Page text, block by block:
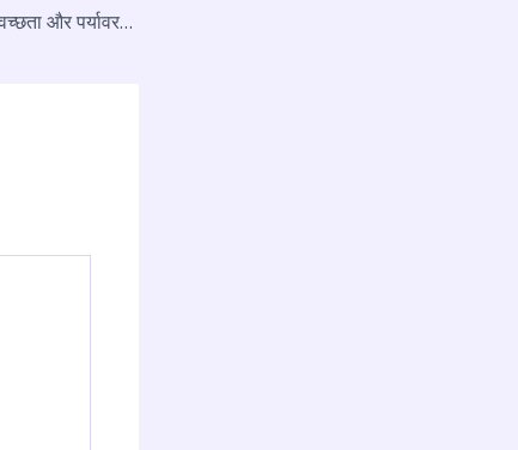
राज्यमंत्री राजेश नागर ने स्वच्छता और पर्यावरण संरक्षण का दिया संदेश, झाड़ू लगाकर किया जनजागरण